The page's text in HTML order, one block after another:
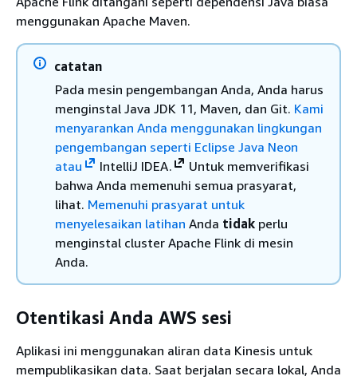
menggunakan Apache Maven.
catatan
Pada mesin pengembangan Anda, Anda harus
menginstal Java JDK 11, Maven, dan Git. Kami
menyarankan Anda menggunakan lingkungan
pengembangan seperti Eclipse Java Neon
atau
IntelliJ IDEA.
Untuk memverifikasi
bahwa Anda memenuhi semua prasyarat,
lihat. Memenuhi prasyarat untuk
menyelesaikan latihan Anda tidak perlu
menginstal cluster Apache Flink di mesin
Anda.
Otentikasi Anda AWS sesi
Aplikasi ini menggunakan aliran data Kinesis untuk
mempublikasikan data. Saat berjalan secara lokal, Anda